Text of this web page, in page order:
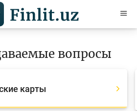
вопросы
карты